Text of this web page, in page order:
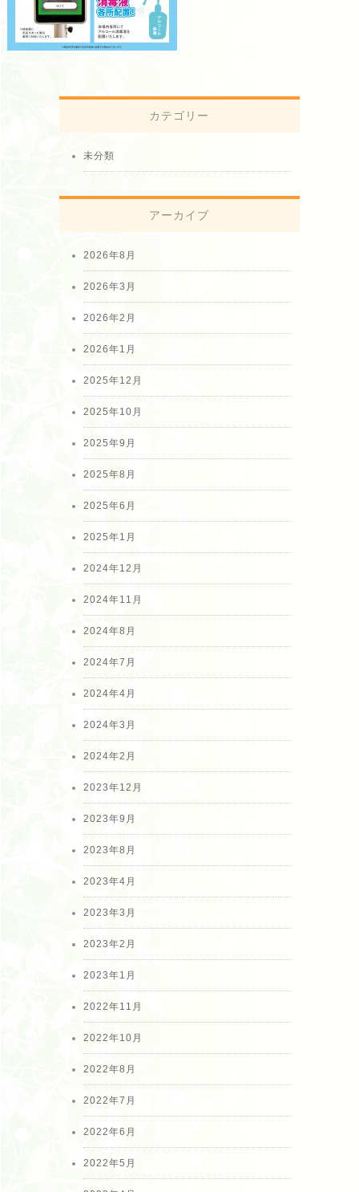
カテゴリー
未分類
アーカイブ
2026年8月
2026年3月
2026年2月
2026年1月
2025年12月
2025年10月
2025年9月
2025年8月
2025年6月
2025年1月
2024年12月
2024年11月
2024年8月
2024年7月
2024年4月
2024年3月
2024年2月
2023年12月
2023年9月
2023年8月
2023年4月
2023年3月
2023年2月
2023年1月
2022年11月
2022年10月
2022年8月
2022年7月
2022年6月
2022年5月